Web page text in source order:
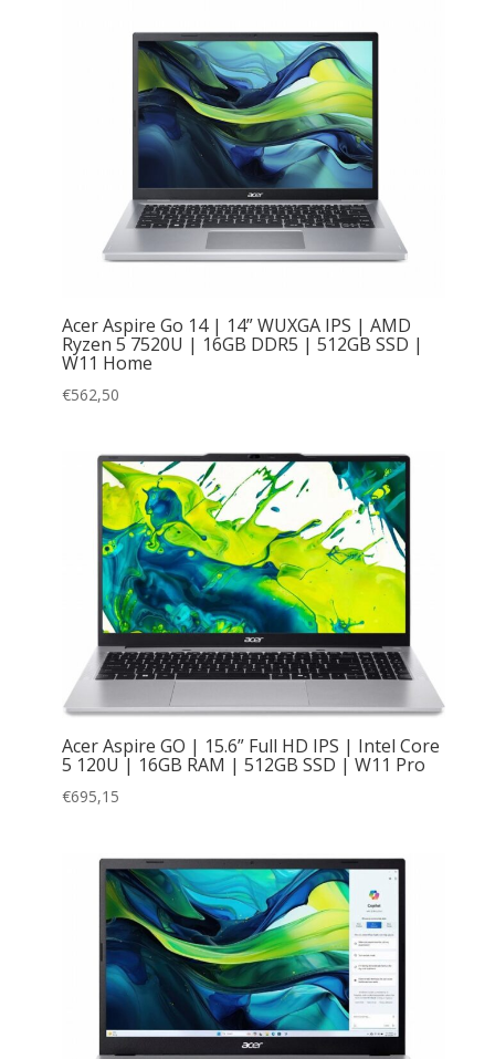
Acer Aspire Go 14 | 14” WUXGA IPS | AMD
Ryzen 5 7520U | 16GB DDR5 | 512GB SSD |
W11 Home
€562,50
Acer Aspire GO | 15.6” Full HD IPS | Intel Core
5 120U | 16GB RAM | 512GB SSD | W11 Pro
€695,15